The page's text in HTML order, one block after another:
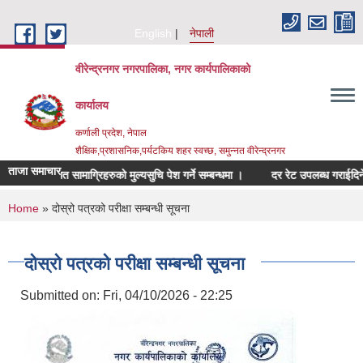
English
नेपाली
वीरेन्द्रनगर नगरपालिका, नगर कार्यपालिकाको
कार्यालय
कर्णाली प्रदेश, नेपाल
शैक्षिक,प्रशासनिक,पर्यटकिय शहर स्वच्छ, समुन्नत वीरेन्द्रनगर
ताजा समाचार
सम्बन्धित सामाग्रिहरुको मुल्यसुचि पेश गर्ने सम्बन्धमा । दर रेट उपलब्ध गराईदिने
You are here
Home » दोस्रो पत्रको परीक्षा सम्बन्धी सूचना
दोस्रो पत्रको परीक्षा सम्बन्धी सूचना
Submitted on: Fri, 04/10/2026 - 22:25